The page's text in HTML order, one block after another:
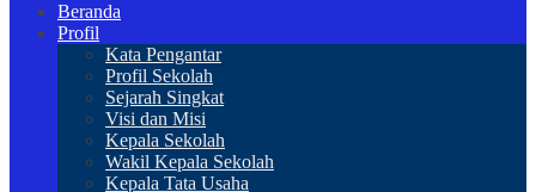
Beranda
Profil
Kata Pengantar
Profil Sekolah
Sejarah Singkat
Visi dan Misi
Kepala Sekolah
Wakil Kepala Sekolah
Kepala Tata Usaha